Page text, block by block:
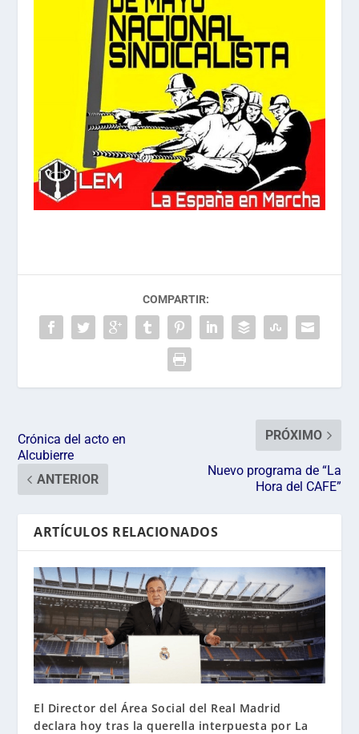
COMPARTIR:
Crónica del acto en
Alcubierre
ANTERIOR
PRÓXIMO
Nuevo programa de “La
Hora del CAFE”
ARTÍCULOS RELACIONADOS
El Director del Área Social del Real Madrid
declara hoy tras la querella interpuesta por La